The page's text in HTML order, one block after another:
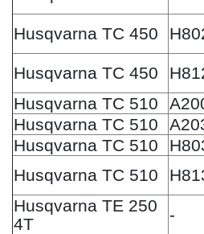
Husqvarna TC 450
Husqvarna TC 450
Husqvarna TC 510
Husqvarna TC 510
Husqvarna TC 510
Husqvarna TC 510
Husqvarna TE 250
4T
-